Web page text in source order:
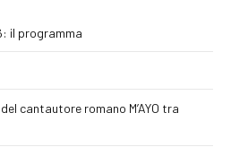
il programma
cantautore romano M’AYO tra